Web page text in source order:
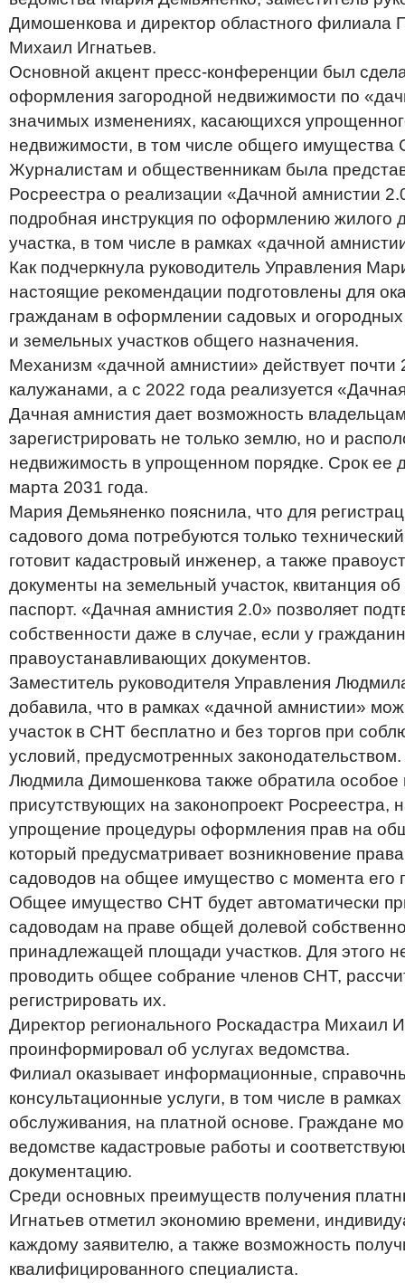
Димошенкова и директор областного филиала
Михаил Игнатьев.
Основной акцент пресс-конференции был
оформления загородной недвижимости по
значимых изменениях, касающихся
недвижимости, в том числе общего имущества
Журналистам и общественникам была
Росреестра о реализации «Дачной амнистии
подробная инструкция по оформлению жилого
участка, в том числе в рамках «дачной
Как подчеркнула руководитель Управления
настоящие рекомендации подготовлены для
гражданам в оформлении садовых и огородных
и земельных участков общего назначения.
Механизм «дачной амнистии» действует почти
калужанами, а с 2022 года реализуется
Дачная амнистия дает возможность
зарегистрировать не только землю, но и
недвижимость в упрощенном порядке. Срок ее
марта 2031 года.
Мария Демьяненко пояснила, что для
садового дома потребуются только
готовит кадастровый инженер, а также
документы на земельный участок, квитанция
паспорт. «Дачная амнистия 2.0» позволяет
собственности даже в случае, если у
правоустанавливающих документов.
Заместитель руководителя Управления
добавила, что в рамках «дачной амнистии»
участок в СНТ бесплатно и без торгов при
условий, предусмотренных законодательством.
Людмила Димошенкова также обратила особое
присутствующих на законопроект Росреестра,
упрощение процедуры оформления прав на
который предусматривает возникновение
садоводов на общее имущество с момента его
Общее имущество СНТ будет автоматически
садоводам на праве общей долевой
принадлежащей площади участков. Для этого
проводить общее собрание членов СНТ,
регистрировать их.
Директор регионального Роскадастра Михаил
проинформировал об услугах ведомства.
Филиал оказывает информационные,
консультационные услуги, в том числе в
обслуживания, на платной основе. Граждане
ведомстве кадастровые работы и
документацию.
Среди основных преимуществ получения
Игнатьев отметил экономию времени,
каждому заявителю, а также возможность
квалифицированного специалиста.